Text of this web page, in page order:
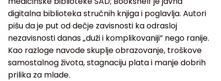
digitalna biblioteka stručnih knjiga i poglavlja. Autori
pišu da je put od dečje zavisnosti ka odrasloj
nezavisnosti danas „duži i komplikovaniji” nego ranije.
Kao razloge navode skuplje obrazovanje, troškove
samostalnog života, stagnaciju plata i manje dobrih
prilika za mlade.